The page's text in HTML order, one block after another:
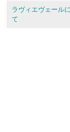
ラヴィエヴェール
て